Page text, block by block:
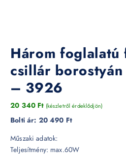
Három foglalatú
csillár
– 3926
20 340 Ft (készletről érdeklődjön)
Bolti ár: 20 490 Ft
Műszaki adatok:
Teljesítmény: max.60W